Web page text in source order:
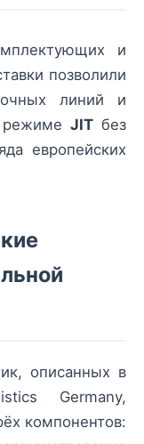
и
позволили
линий и
режиме JIT без
европейских
описанных в
Germany,
компонентов: